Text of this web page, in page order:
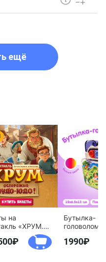
ещё
на
«ХРУМ.
Чудо-
Бутылка-
агентство
1990